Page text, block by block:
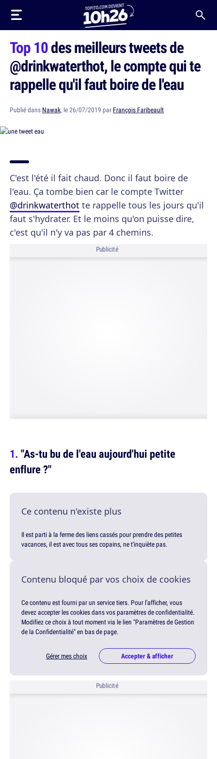
Top 10des meilleurs tweets de
@drinkwaterthot, le compte qui te
rappelle qu'il faut boire de l'eau
Publié dans Nawak, le 26/07/2019 par François Faribeault
C'est l'été il fait chaud. Donc il faut boire de
l'eau. Ça tombe bien car le compte Twitter
@drinkwaterthot te rappelle tous les jours qu'il
faut s'hydrater. Et le moins qu'on puisse dire,
c'est qu'il n'y va pas par 4 chemins.
Publicité
"As-tu bu de l'eau aujourd'hui petite
enflure ?"
Ce contenu n'existe plus
Il est parti à la ferme des liens cassés pour prendre des petites
vacances, il est avec tous ses copains, ne t'inquiète pas.
Contenu bloqué par vos choix de cookies
Ce contenu est fourni par un service tiers. Pour l'afficher, vous
devez accepter les cookies dans vos paramètres de confidentialité.
Modifiez ce choix à tout moment via le lien "Paramètres de Gestion
de la Confidentialité" en bas de page.
Gérer mes choix Accepter & afficher
Publicité